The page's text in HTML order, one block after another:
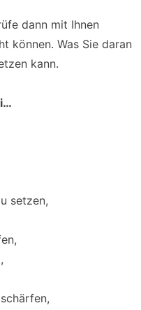
dann mit Ihnen
können. Was Sie daran
kann.
setzen,